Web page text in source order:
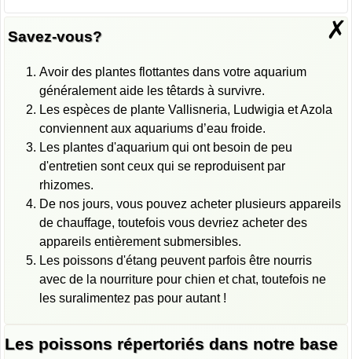
✗
Savez-vous?
Avoir des plantes flottantes dans votre aquarium
généralement aide les têtards à survivre.
Les espèces de plante Vallisneria, Ludwigia et Azola
conviennent aux aquariums d’eau froide.
Les plantes d'aquarium qui ont besoin de peu
d'entretien sont ceux qui se reproduisent par
rhizomes.
De nos jours, vous pouvez acheter plusieurs appareils
de chauffage, toutefois vous devriez acheter des
appareils entièrement submersibles.
Les poissons d'étang peuvent parfois être nourris
avec de la nourriture pour chien et chat, toutefois ne
les suralimentez pas pour autant !
Les poissons répertoriés dans notre base